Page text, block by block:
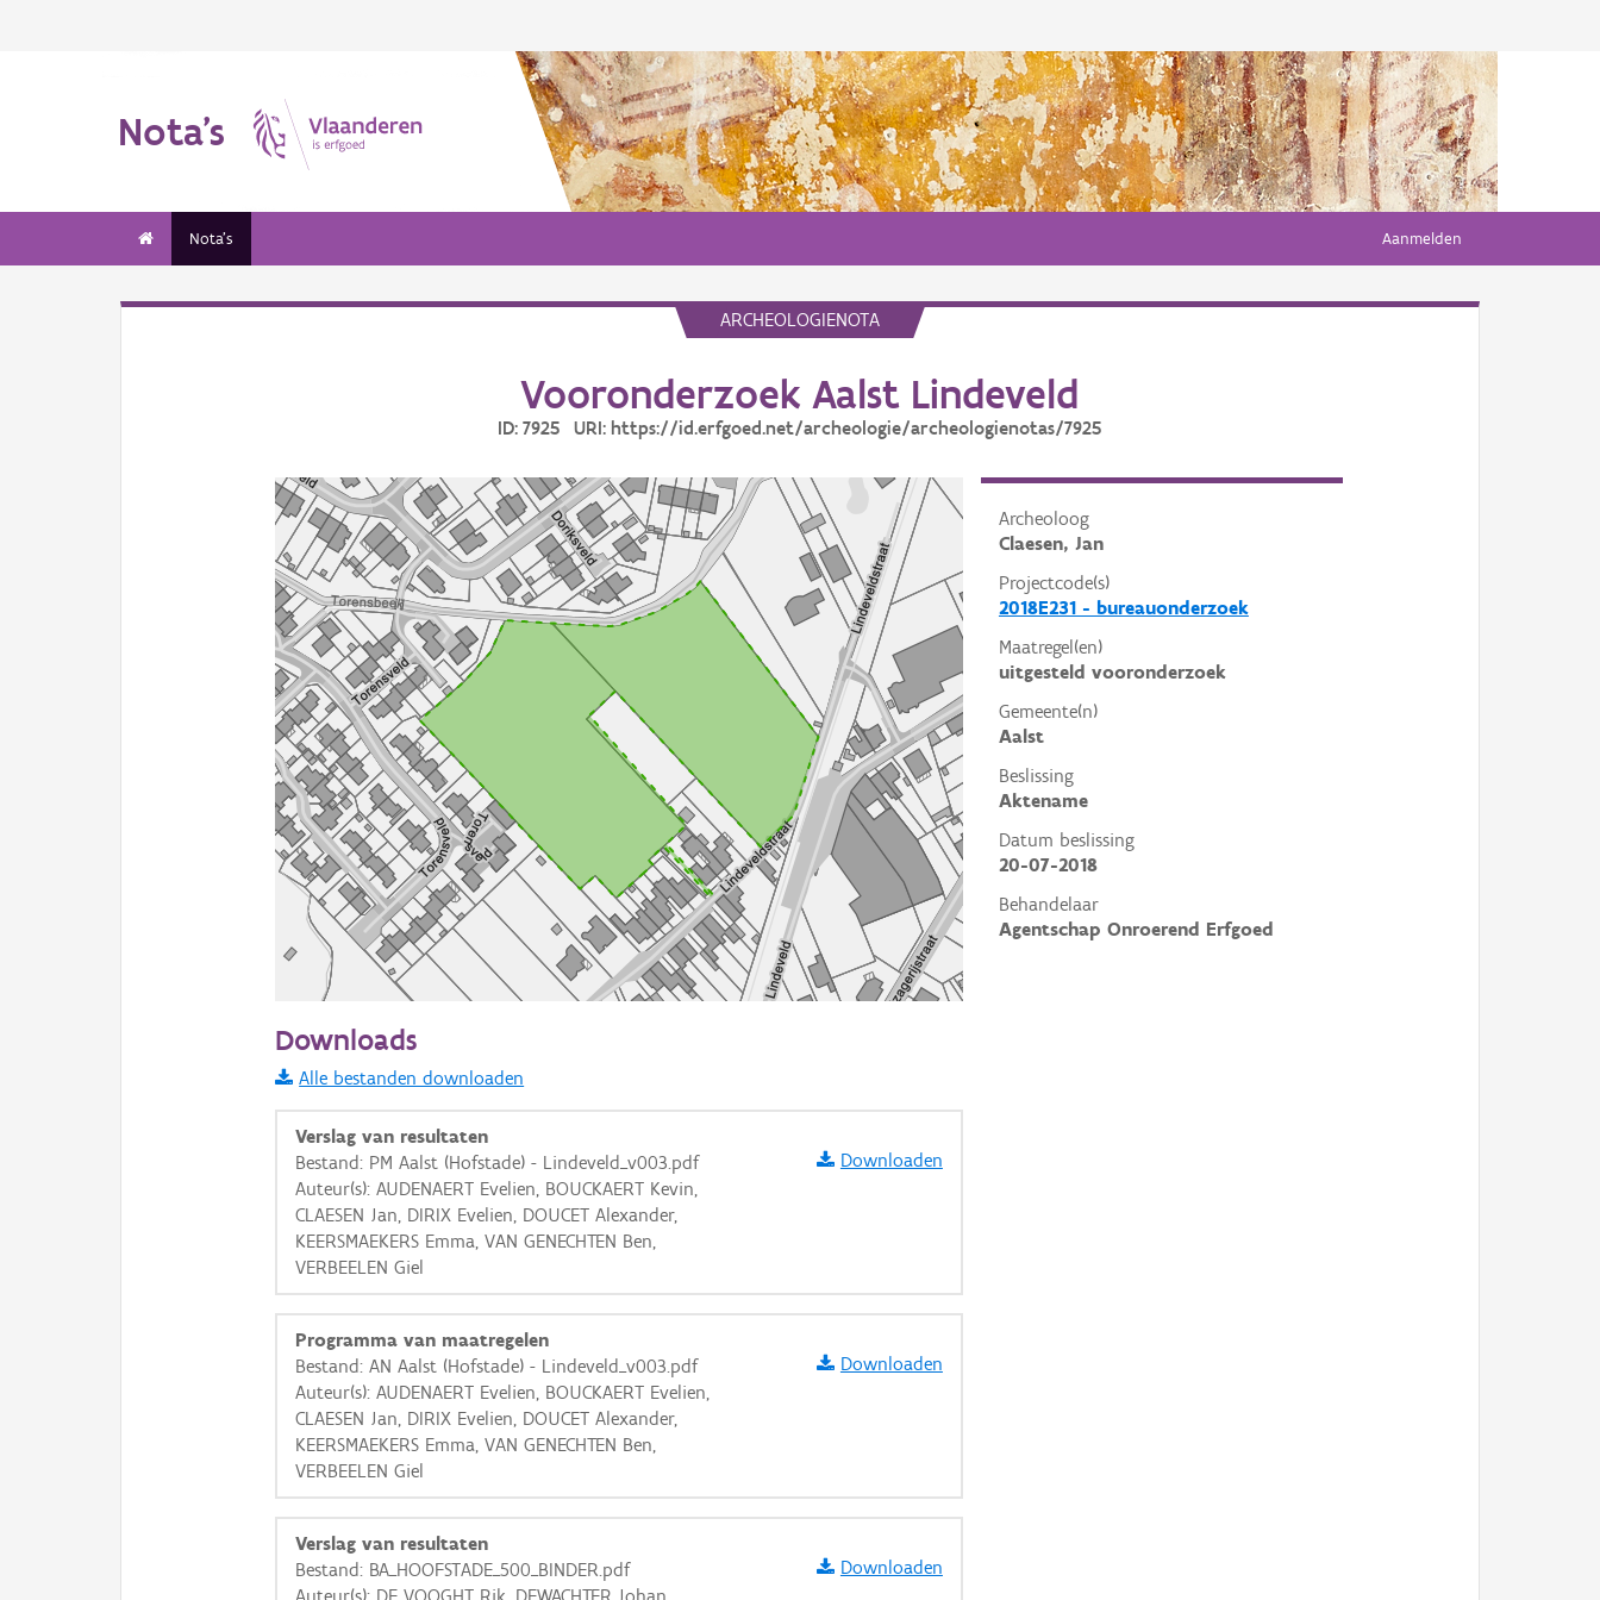
Nota's
Nota's Aanmelden
ARCHEOLOGIENOTA
Vooronderzoek Aalst Lindeveld
ID: 7925 URI: https://id.erfgoed.net/archeologie/archeologienotas/7925
Archeoloog
Claesen, Jan
Projectcode(s)
2018E231 - bureauonderzoek
Maatregel(en)
uitgesteld vooronderzoek
Gemeente(n)
Aalst
Beslissing
Aktename
Datum beslissing
20-07-2018
Behandelaar
Agentschap Onroerend Erfgoed
Informatie Vlaanderen
i
+ −
Basis Lagen
OSM-Basiskaart
Ortho
GRB-Basiskaart
GRB-Basiskaart in grijswaarden
Downloads
Alle bestanden downloaden
Verslag van resultaten
Bestand: PM Aalst (Hofstade) - Lindeveld_v003.pdf
Auteur(s): AUDENAERT Evelien, BOUCKAERT Kevin,
CLAESEN Jan, DIRIX Evelien, DOUCET Alexander,
KEERSMAEKERS Emma, VAN GENECHTEN Ben,
VERBEELEN Giel
Downloaden
Programma van maatregelen
Bestand: AN Aalst (Hofstade) - Lindeveld_v003.pdf
Auteur(s): AUDENAERT Evelien, BOUCKAERT Evelien,
CLAESEN Jan, DIRIX Evelien, DOUCET Alexander,
KEERSMAEKERS Emma, VAN GENECHTEN Ben,
VERBEELEN Giel
Downloaden
Verslag van resultaten
Bestand: BA_HOOFSTADE_500_BINDER.pdf
Downloaden